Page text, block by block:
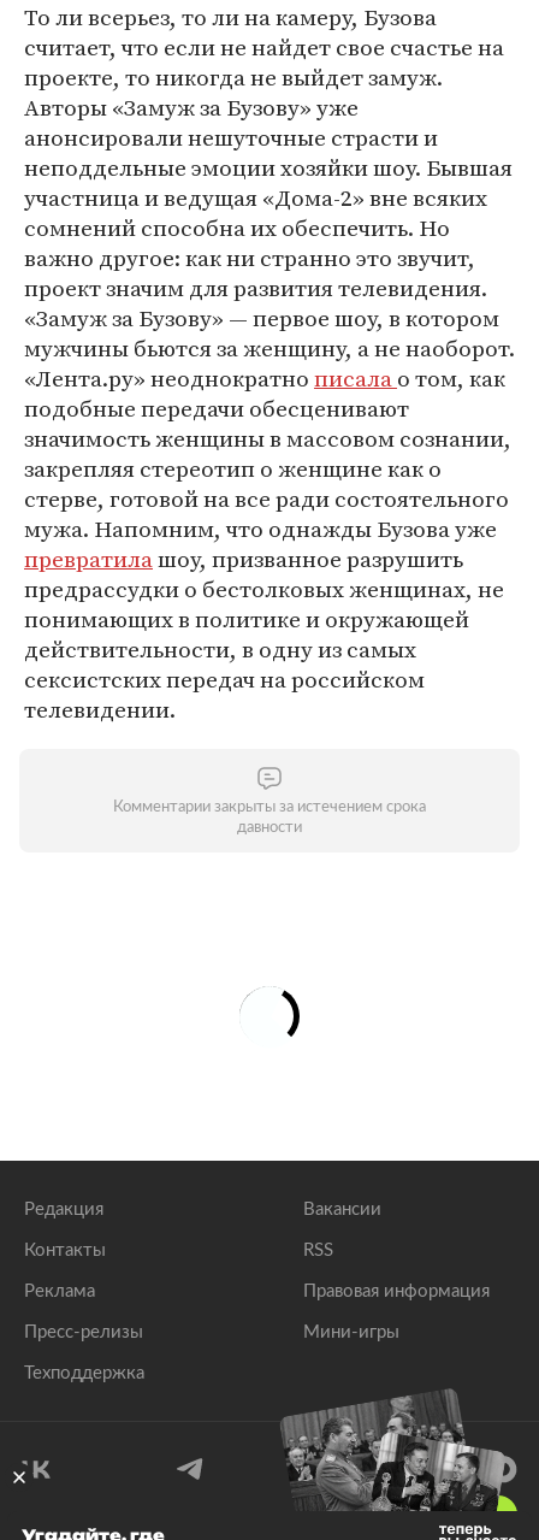
То ли всерьез, то ли на камеру, Бузова
считает, что если не найдет свое счастье на
проекте, то никогда не выйдет замуж.
Авторы «Замуж за Бузову» уже
анонсировали нешуточные страсти и
неподдельные эмоции хозяйки шоу. Бывшая
участница и ведущая «Дома-2» вне всяких
сомнений способна их обеспечить. Но
важно другое: как ни странно это звучит,
проект значим для развития телевидения.
«Замуж за Бузову» — первое шоу, в котором
мужчины бьются за женщину, а не наоборот.
«Лента.ру» неоднократнописалао том, как
подобные передачи обесценивают
значимость женщины в массовом сознании,
закрепляя стереотип о женщине как о
стерве, готовой на все ради состоятельного
мужа. Напомним, что однажды Бузова уже
превратилашоу, призванное разрушить
предрассудки о бестолковых женщинах, не
понимающих в политике и окружающей
действительности, в одну из самых
сексистских передач на российском
телевидении.
Комментарии закрыты за истечением срока
давности
Редакция
Контакты
Реклама
Пресс-релизы
Техподдержка
Вакансии
RSS
Правовая информация
Мини-игры
Угадайте, где